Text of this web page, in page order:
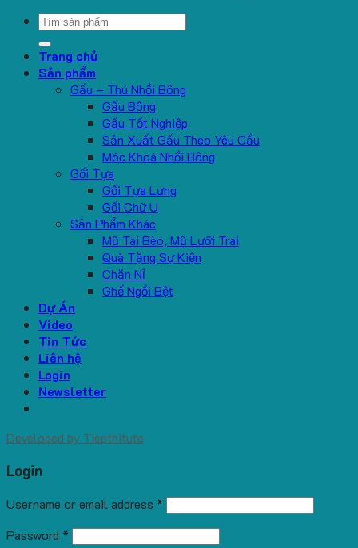
Search
for:
Trang chủ
Sản phẩm
Gấu – Thú Nhồi Bông
Gấu Bông
Gấu Tốt Nghiệp
Sản Xuất Gấu Theo Yêu Cầu
Móc Khoá Nhồi Bông
Gối Tựa
Gối Tựa Lưng
Gối Chữ U
Sản Phẩm Khác
Mũ Tai Bèo, Mũ Lưỡi Trai
Quà Tặng Sự Kiện
Chăn Nỉ
Ghế Ngồi Bệt
Dự Án
Video
Tin Tức
Liên hệ
Login
Newsletter
Developed by Tiepthitute
Login
Username or email address *
Password *